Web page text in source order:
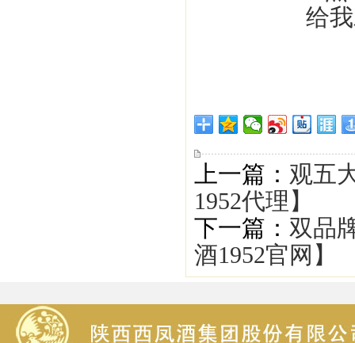
上一篇： 观五
1952代理】
下一篇： 双品
酒1952官网】